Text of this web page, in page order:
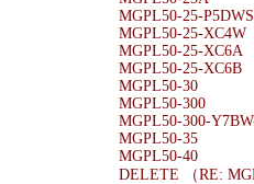
MGPL50-25-
MGPL50-25-XC4W
MGPL50-25-XC6A
MGPL50-25-XC6B
MGPL50-30
MGPL50-300
MGPL50-300-
MGPL50-35
MGPL50-40
DELETE （RE: